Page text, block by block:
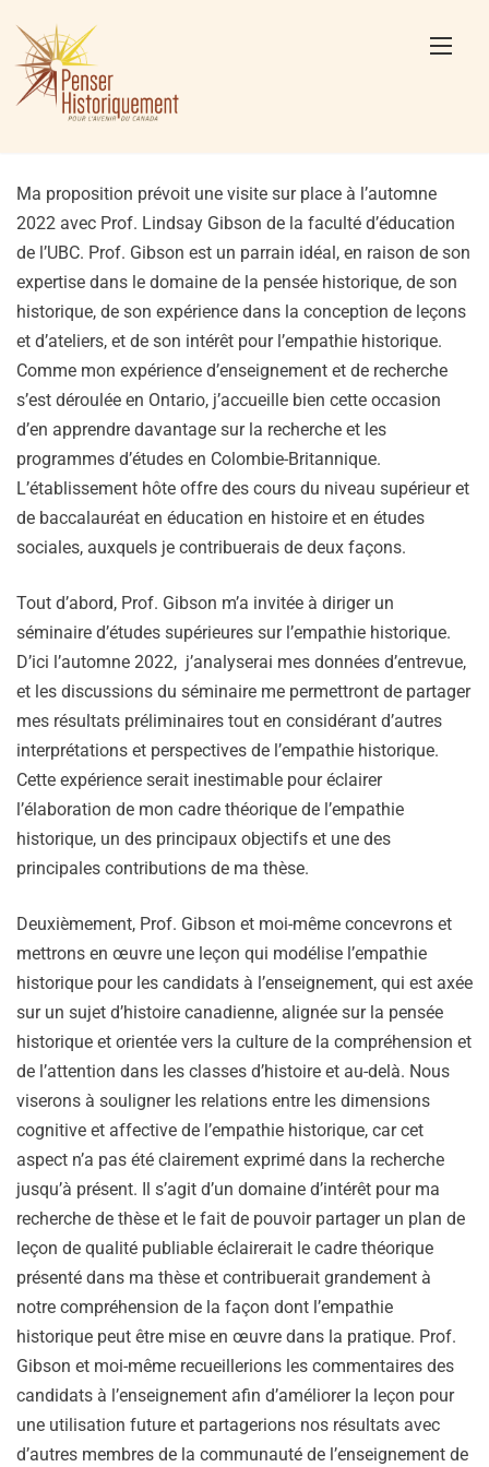
content
Ma proposition prévoit une visite sur place à l’automne
2022 avec Prof. Lindsay Gibson de la faculté d’éducation
de l’UBC. Prof. Gibson est un parrain idéal, en raison de son
expertise dans le domaine de la pensée historique, de son
historique, de son expérience dans la conception de leçons
et d’ateliers, et de son intérêt pour l’empathie historique.
Comme mon expérience d’enseignement et de recherche
s’est déroulée en Ontario, j’accueille bien cette occasion
d’en apprendre davantage sur la recherche et les
programmes d’études en Colombie-Britannique.
L’établissement hôte offre des cours du niveau supérieur et
de baccalauréat en éducation en histoire et en études
sociales, auxquels je contribuerais de deux façons.
Tout d’abord, Prof. Gibson m’a invitée à diriger un
séminaire d’études supérieures sur l’empathie historique.
D’ici l’automne 2022, j’analyserai mes données d’entrevue,
et les discussions du séminaire me permettront de partager
mes résultats préliminaires tout en considérant d’autres
interprétations et perspectives de l’empathie historique.
Cette expérience serait inestimable pour éclairer
l’élaboration de mon cadre théorique de l’empathie
historique, un des principaux objectifs et une des
principales contributions de ma thèse.
Deuxièmement, Prof. Gibson et moi-même concevrons et
mettrons en œuvre une leçon qui modélise l’empathie
historique pour les candidats à l’enseignement, qui est axée
sur un sujet d’histoire canadienne, alignée sur la pensée
historique et orientée vers la culture de la compréhension et
de l’attention dans les classes d’histoire et au-delà. Nous
viserons à souligner les relations entre les dimensions
cognitive et affective de l’empathie historique, car cet
aspect n’a pas été clairement exprimé dans la recherche
jusqu’à présent. Il s’agit d’un domaine d’intérêt pour ma
recherche de thèse et le fait de pouvoir partager un plan de
leçon de qualité publiable éclairerait le cadre théorique
présenté dans ma thèse et contribuerait grandement à
notre compréhension de la façon dont l’empathie
historique peut être mise en œuvre dans la pratique. Prof.
Gibson et moi-même recueillerions les commentaires des
candidats à l’enseignement afin d’améliorer la leçon pour
une utilisation future et partagerions nos résultats avec
d’autres membres de la communauté de l’enseignement de